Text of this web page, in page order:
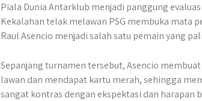
Piala Dunia Antarklub menjadi panggung
Kekalahan telak melawan PSG membuka
Raul Asencio menjadi salah satu pemain yang
Sepanjang turnamen tersebut, Asencio
lawan dan mendapat kartu merah, sehingga
sangat kontras dengan ekspektasi dan harapan